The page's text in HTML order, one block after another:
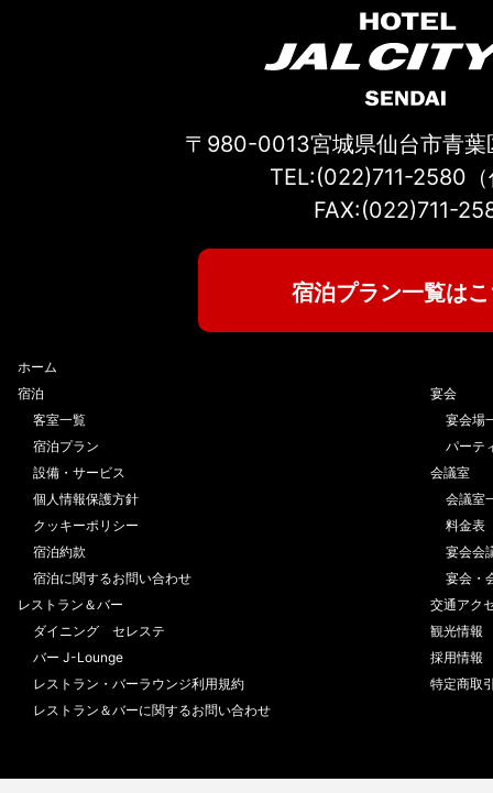
〒980-0013宮城県仙台市青葉
TEL:(022)711-2580
FAX:(022)711-
宿泊プラン一覧は
ホーム
宿泊
客室一覧
宿泊プラン
設備・サービス
個人情報保護方針
クッキーポリシー
宿泊約款
宿泊に関するお問い合わせ
レストラン＆バー
ダイニング セレステ
バー J-Lounge
レストラン・バーラウンジ利用規約
レストラン＆バーに関するお問い合わせ
宴会
宴会場
パーテ
会議室
会議室
料金表
宴会会
宴会・
交通アク
観光情報
採用情報
特定商取